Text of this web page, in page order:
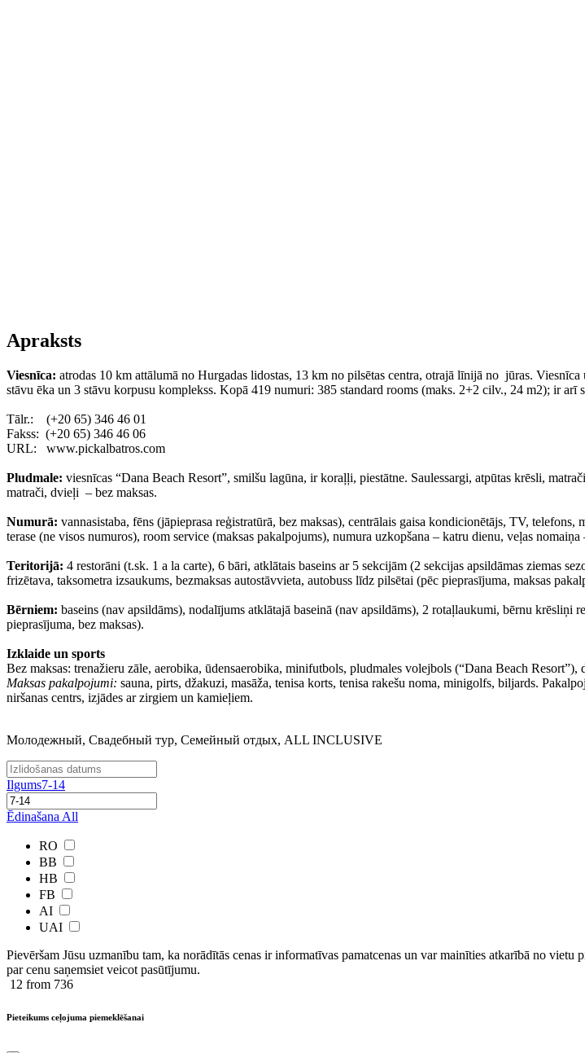
Apraksts
Viesnīca: atrodas 10 km attālumā no Hurgadas lidostas, 13 km no pilsētas centra, otrajā līnijā no jūras.
stāvu ēka un 3 stāvu korpusu komplekss. Kopā 419 numuri: 385 standard rooms (maks. 2+2 cilv., 24 m2); ir arī
Tālr.: (+20 65) 346 46 01
Fakss: (+20 65) 346 46 06
URL: www.pickalbatros.com
Pludmale: viesnīcas “Dana Beach Resort”, smilšu lagūna, ir koraļļi, piestātne. Saulessargi, atpūtas krēsli,
matrači, dvieļi – bez maksas.
Numurā: vannasistaba, fēns (jāpieprasa reģistratūrā, bez maksas), centrālais gaisa kondicionētājs, TV,
terase (ne visos numuros), room service (maksas pakalpojums), numura uzkopšana – katru dienu, veļas nomaiņa
Teritorijā: 4 restorāni (t.sk. 1 a la carte), 6 bāri, atklātais baseins ar 5 sekcijām (2 sekcijas apsildāmas ziemas
frizētava, taksometra izsaukums, bezmaksas autostāvvieta, autobuss līdz pilsētai (pēc pieprasījuma, maksas
Bērniem: baseins (nav apsildāms), nodalījums atklātajā baseinā (nav apsildāms), 2 rotaļlaukumi, bērnu
pieprasījuma, bez maksas).
Izklaide un sports
Bez maksas: trenažieru zāle, aerobika, ūdensaerobika, minifutbols, pludmales volejbols (“Dana Beach Resort”),
Maksas pakalpojumi: sauna, pirts, džakuzi, masāža, tenisa korts, tenisa rakešu noma, minigolfs, biljards.
niršanas centrs, izjādes ar zirgiem un kamieļiem.
Молодежный, Свадебный тур, Семейный отдых, ALL INCLUSIVE
Ilgums7-14
Ēdinašana All
RO
BB
HB
FB
AI
UAI
Pievēršam Jūsu uzmanību tam, ka norādītās cenas ir ​informatīvas ​pamatcenas un var mainīties atkarībā ​no
par cenu saņemsiet veicot pasūtījumu.
12 from 736
Pieteikums ceļojuma piemeklēšanai